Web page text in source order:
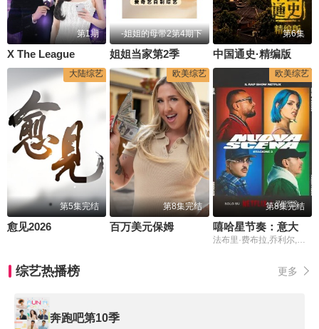
第1期
X The League
-姐姐的母带2第4期下
姐姐当家第2季
第6集
中国通史·精编版
大陆综艺
第5集完结
愈见2026
欧美综艺
第8集完结
百万美元保姆
欧美综艺
第8集完结
嘻哈星节奏：意大利篇第三季
法布里·费布拉,乔利尔,罗斯恶棍,盖埃
综艺热播榜 更多
奔跑吧第10季